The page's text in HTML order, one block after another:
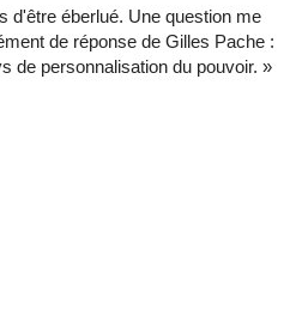
d'être éberlué. Une question me
de réponse de Gilles Pache :
de personnalisation du pouvoir. »